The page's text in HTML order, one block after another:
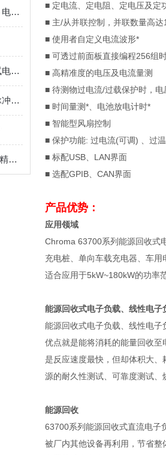
示波器电流探头怎么测电流？电流探头使用方法
数字电桥LCR测试仪如何测试电池内阻？
频谱分析仪时间门功能测量脉冲信号的实践指南
泰克AFG31021函数发生器：精确生成多种信号波形的利器
■ 定电流、定电阻、定电压及定
■ 主/从并联控制，并联数量高达
■ 使用者自定义电流波形*
■ 可透过前面板直接编程256组
■ 高精准度的电压及电流量测
■ 待测物过电流/过载保护时，
■ 时间量测* 、电池放电计时*
■ 智能型风扇控制
■ 保护功能: 过电流(可调) 、过
■ 标配USB LAN界面
■ 选配GPIB CAN界面
产品优势：
应用领域
Chroma 63700系列能源回收式
充电桩、单向车载充电器、车
适合应用于5kW~180kW的功率
能源回收式电子负载、线性电子
能源回收式电子负载、线性电
优点就是能将消耗的能量回收
是反应速度最快，但却体积大
源的耐久性测试、可靠度测试
能源回收
63700系列能源回收式直流电子
被厂内其他设备再利用，节省